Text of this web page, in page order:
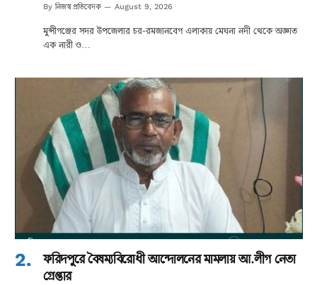
By নিজস্ব প্রতিবেদক August 9, 2026
মুন্সীগঞ্জের সদর উপজেলার চর-রমজানবেগ এলাকায় মেঘনা নদী থেকে অজ্ঞাত
এক নারী ও…
ফরিদপুরে বৈষম্যবিরোধী আন্দোলনের মামলায় আ.লীগ নেতা
গ্রেপ্তার